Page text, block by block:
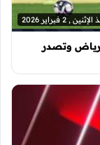
, 2 فبراير 2026
وتصدر